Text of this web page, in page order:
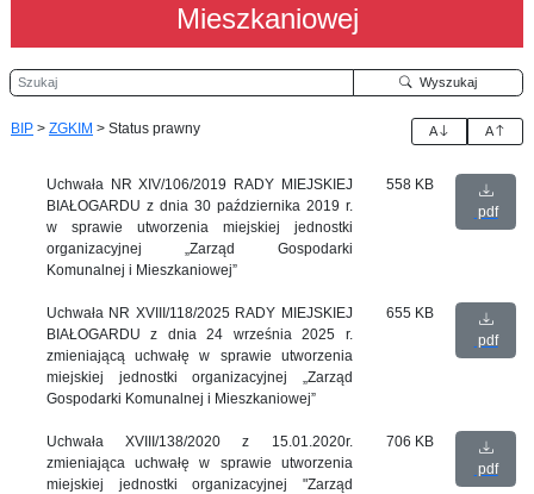
Mieszkaniowej
Szukaj Wyszukaj
BIP > ZGKIM > Status prawny A A
Uchwała NR XIV/106/2019 RADY MIEJSKIEJ
BIAŁOGARDU z dnia 30 października 2019 r.
w sprawie utworzenia miejskiej jednostki
organizacyjnej „Zarząd Gospodarki
Komunalnej i Mieszkaniowej”
558 KB
pdf
Uchwała NR XVIII/118/2025 RADY MIEJSKIEJ
BIAŁOGARDU z dnia 24 września 2025 r.
zmieniającą uchwałę w sprawie utworzenia
miejskiej jednostki organizacyjnej „Zarząd
Gospodarki Komunalnej i Mieszkaniowej”
655 KB
pdf
Uchwała XVIII/138/2020 z 15.01.2020r.
zmieniająca uchwałę w sprawie utworzenia
miejskiej jednostki organizacyjnej "Zarząd
706 KB
pdf